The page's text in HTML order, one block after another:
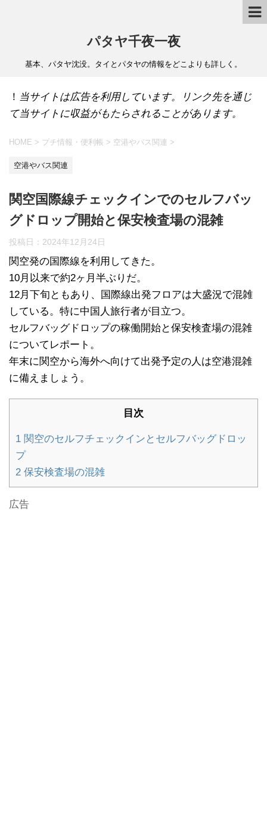
パタヤ千夜一夜
基本、パタヤ沈没。タイとパタヤの情報をどこよりも詳しく。
！ 当サイトは広告を利用しています。リンク先を通じ
て当サイトに収益がもたらされることがあります。
HOME > プチ情報・便利帳 > 空港やバス関連 >
空港やバス関連
関空国際線チェックインでのセルフバッ
グドロップ開始と保安検査場の混雑
投稿日： 2024年12月24日
関空発の国際線を利用してきた。
10月以来で約2ヶ月半ぶりだ。
12月下旬ともあり、国際線出発フロアは大盛況で混雑
している。特に中国人旅行者が目立つ。
セルフバッグドロップの稼働開始と保安検査場の混雑
についてレポート。
年末に関空から海外へ向けて出発予定の人は空港混雑
に備えましょう。
目次
1 関空のセルフチェックインとセルフバッグドロッ
プ
2 保安検査場の混雑
広告